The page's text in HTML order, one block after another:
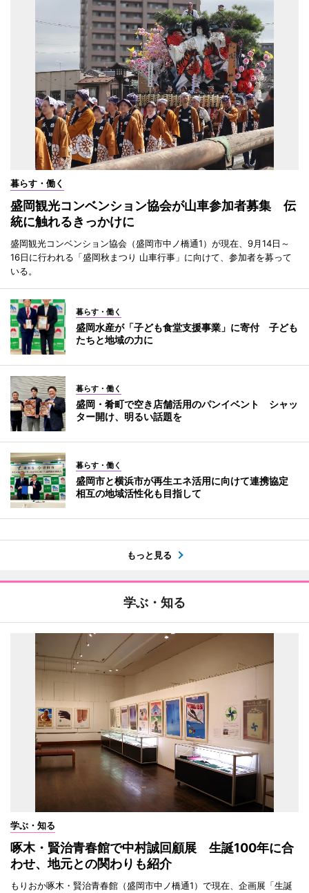
暮らす・働く
盛岡観光コンベンション協会が山車参加者募集 伝
統に触れるきっかけに
盛岡観光コンベンション協会（盛岡市中ノ橋通1）が現在、9月14日～
16日に行われる「盛岡秋まつり 山車行事」に向けて、参加者を募って
いる。
暮らす・働く
盛岡水産が「子ども食堂支援事業」に寄付 子ども
たちと地域の力に
暮らす・働く
盛岡・肴町で空き店舗活用のパンイベント シャッ
ター開け、明るい話題を
暮らす・働く
盛岡市と横浜市が再生エネ活用に向けて連携協定
相互の地域活性化も目指して
もっと見る
学ぶ・知る
学ぶ・知る
啄木・賢治青春館で中村誠回顧展 生誕100年に合
わせ、地元との関わりも紹介
もりおか啄木・賢治青春館（盛岡市中ノ橋通1）で現在、企画展「生誕